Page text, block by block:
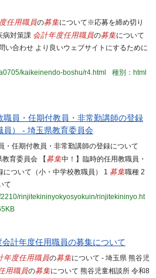
任用職員の募集について※応募を締め切り
病対策課 会計年度任用職員の募集について
い合わせ より良いウェブサイトにするために
kaikeinendo-boshu/r4.html
種別：html
職員・任期付教員・非常勤講師の登録
員） - 埼玉県教育委員会
・任期付教員・非常勤講師の登録について
教育委員会 【 募集中！】臨時的任用教職員・
ついて（小・中学校教職員） 1 募集職種 2
て
rinjitekininyokyosyokuin/rinjitekininyo.ht
計年度任用職員の募集について
年度任用職員の募集について - 埼玉県 熊谷児
用職員の募集について 熊谷児童相談所 令和8